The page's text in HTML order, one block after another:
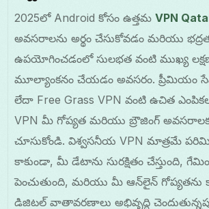
2025లో Android కోసం ఉత్తమVPN
అవసరాలను అర్థం చేసుకోవడం మరియు
ఉపయోగించడంలో సులభత వంటి ముఖ్య
మూల్యాంకనం చేయడం అవసరం. ప్రీమియం
లేదా Free Grass VPN వంటి ఉచిత
VPN మీ గోప్యత మరియు బ్రౌజింగ్
చూసుకోండి. విశ్వసనీయ VPN మాత్రమే
కాకుండా, మీ డేటాను సురక్షితం చేస్తుంది,
పెంచుతుంది, మరియు మీ ఆన్‌లైన్ గోప్యతను
డిజిటల్ వాతావరణాలు అభివృద్ధి